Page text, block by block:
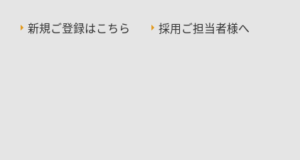
新規ご登録はこちら
採用ご担当者様へ